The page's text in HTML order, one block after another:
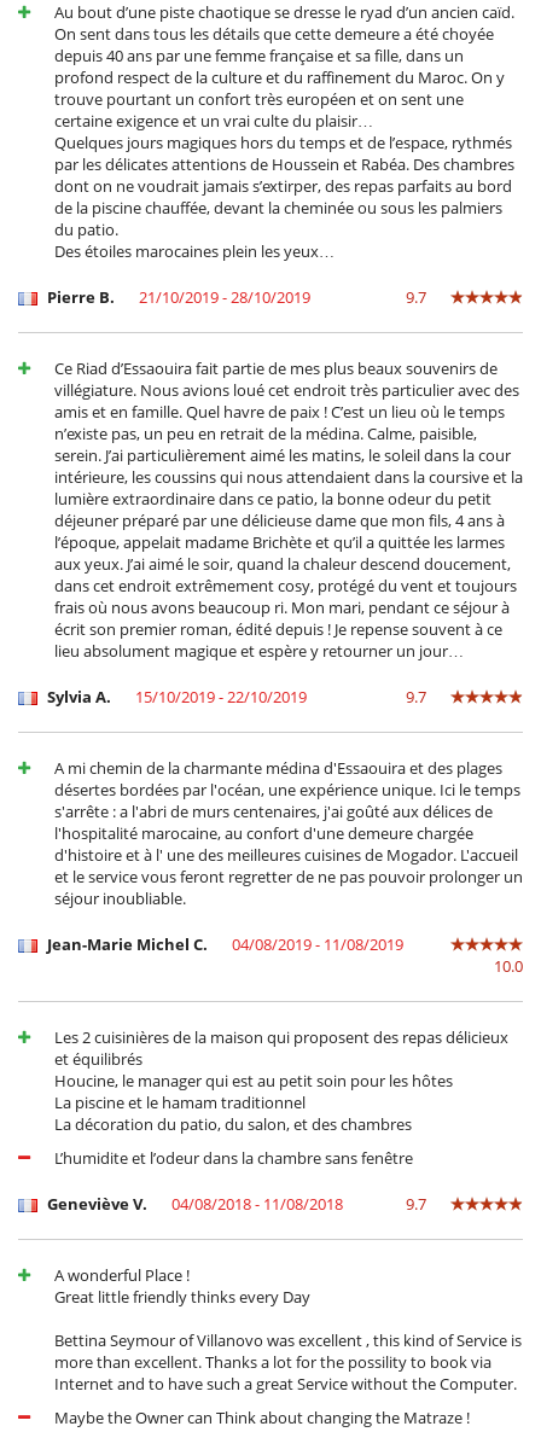
Au bout d’une piste chaotique se dresse le ryad d’un ancien caïd.
On sent dans tous les détails que cette demeure a été choyée
depuis 40 ans par une femme française et sa fille, dans un
profond respect de la culture et du raffinement du Maroc. On y
trouve pourtant un confort très européen et on sent une
certaine exigence et un vrai culte du plaisir…
Quelques jours magiques hors du temps et de l’espace, rythmés
par les délicates attentions de Houssein et Rabéa. Des chambres
dont on ne voudrait jamais s’extirper, des repas parfaits au bord
de la piscine chauffée, devant la cheminée ou sous les palmiers
du patio.
Des étoiles marocaines plein les yeux…
Pierre B. 21/10/2019 - 28/10/2019 9.7
Ce Riad d’Essaouira fait partie de mes plus beaux souvenirs de
villégiature. Nous avions loué cet endroit très particulier avec des
amis et en famille. Quel havre de paix ! C’est un lieu où le temps
n’existe pas, un peu en retrait de la médina. Calme, paisible,
serein. J’ai particulièrement aimé les matins, le soleil dans la cour
intérieure, les coussins qui nous attendaient dans la coursive et la
lumière extraordinaire dans ce patio, la bonne odeur du petit
déjeuner préparé par une délicieuse dame que mon fils, 4 ans à
l’époque, appelait madame Brichète et qu’il a quittée les larmes
aux yeux. J’ai aimé le soir, quand la chaleur descend doucement,
dans cet endroit extrêmement cosy, protégé du vent et toujours
frais où nous avons beaucoup ri. Mon mari, pendant ce séjour à
écrit son premier roman, édité depuis ! Je repense souvent à ce
lieu absolument magique et espère y retourner un jour…
Sylvia A. 15/10/2019 - 22/10/2019 9.7
A mi chemin de la charmante médina d'Essaouira et des plages
désertes bordées par l'océan, une expérience unique. Ici le temps
s'arrête : a l'abri de murs centenaires, j'ai goûté aux délices de
l'hospitalité marocaine, au confort d'une demeure chargée
d'histoire et à l' une des meilleures cuisines de Mogador. L'accueil
et le service vous feront regretter de ne pas pouvoir prolonger un
séjour inoubliable.
Jean-Marie Michel C.
04/08/2019 - 11/08/2019
10.0
Les 2 cuisinières de la maison qui proposent des repas délicieux
et équilibrés
Houcine, le manager qui est au petit soin pour les hôtes
La piscine et le hamam traditionnel
La décoration du patio, du salon, et des chambres
L’humidite et l’odeur dans la chambre sans fenêtre
Geneviève V. 04/08/2018 - 11/08/2018 9.7
A wonderful Place !
Great little friendly thinks every Day
Bettina Seymour of Villanovo was excellent , this kind of Service is
more than excellent. Thanks a lot for the possility to book via
Internet and to have such a great Service without the Computer.
Maybe the Owner can Think about changing the Matraze !